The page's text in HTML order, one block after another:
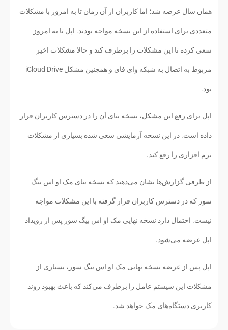
همان سال عرضه شد؛ اما کاربران از آن زمان تا به امروز با مشکلات
متعددی برای استفاده از این نسخه مواجه بودند. اپل تا به امروز
سعی کرده تا این مشکلات را برطرف کند و حالا مشکلات اخیر
مربوط به اتصال به شبکه وای فای و همچنین مشکل iCloud Drive
بود.
اپل برای رفع این مشکل، نسخه بتای آن را در دسترس کاربران قرار
داده است. در این نسخه آزمایشی سعی شده بسیاری از مشکلات
نرم افزاری را رفع کند.
از طرفی گزارش‌ها نشان می‌دهند که نسخه بتای مک او اس بیگ
سور که در دسترس کاربران قرار گرفته با این مشکلات مواجه
نیست. احتمال دارد نسخه نهایی مک او اس بیگ سور پس از رویداد
اپل عرضه می‌شود.
اپل پس از عرضه نسخه نهایی مک او اس بیگ سور، بسیاری از
مشکلات این سیستم عامل را برطرف می‌کند که باعث بهبود روند
کاربری دستگاه‌های مک خواهد شد.